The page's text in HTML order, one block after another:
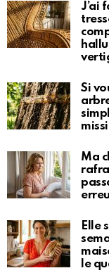
J’ai
Si
Ma
Elle
le